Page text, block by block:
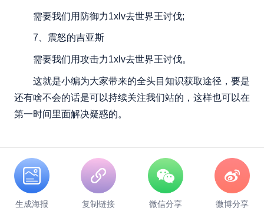
需要我们用防御力1xlv去世界王讨伐;
7、震怒的吉亚斯
需要我们用攻击力1xlv去世界王讨伐。
这就是小编为大家带来的全头目知识获取途径，要是
还有啥不会的话是可以持续关注我们站的，这样也可以在
第一时间里面解决疑惑的。
生成海报 复制链接 微信分享 微博分享